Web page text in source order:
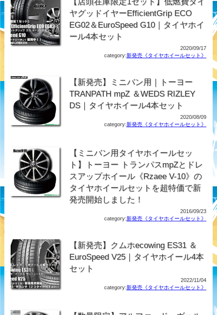
ヤグッドイヤーEfficientGrip ECO
EG02＆EuroSpeed G10｜タイヤホイ
ール4本セット
2020/09/17
category:新発売《タイヤホイールセット》
【新発売】ミニバン用｜トーヨー
TRANPATH mpZ ＆WEDS RIZLEY
DS｜タイヤホイール4本セット
2020/08/09
category:新発売《タイヤホイールセット》
【ミニバン用タイヤホイールセッ
ト】トーヨー トランパスmpZとドレ
スアップホイール《Rzaee V-10》の
タイヤホイールセットを超特価で新
発売開始しました！
2016/09/23
category:新発売《タイヤホイールセット》
【新発売】クムホecowing ES31 ＆
EuroSpeed V25｜タイヤホイール4本
セット
2022/11/04
category:新発売《タイヤホイールセット》